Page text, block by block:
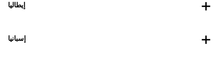
إيطاليا
إسبانيا